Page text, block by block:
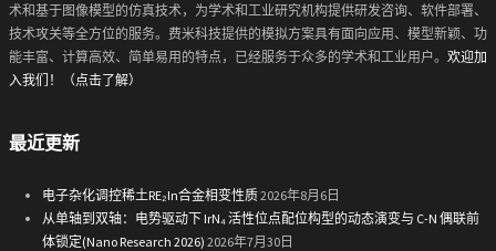
术和基于图像模型的仿真技术，为学术和工业研究机构提供研发咨询、软件部署、
技术攻关等全方位的服务。费米科技提供的模拟方案具有面向应用、模型新颖、功
能丰富、计算高效、简单易用的特点，已经服务于众多的学术和工业用户。 欢迎加
入我们！（点击了解）
最近更新
电子杂化调控稀土RE₂In合金相变性质2026年8月6日
从单轴到双轴：电势驱动下 IrN₄ 活性位点配位构型的动态演变与 C-N 偶联前
体锁定(Nano Research 2026) 2026年7月30日